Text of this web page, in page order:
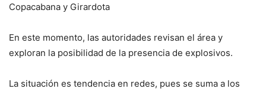
Copacabana y Girardota
En este momento, las autoridades revisan el área y
exploran la posibilidad de la presencia de explosivos.
La situación es tendencia en redes, pues se suma a los